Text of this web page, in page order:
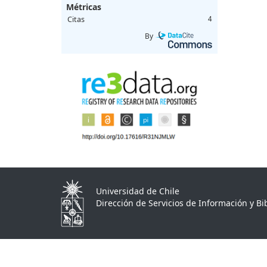
Métricas
Citas 4
By
Universidad de Chile
Dirección de Servicios de Información y